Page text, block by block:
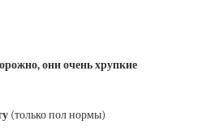
они очень хрупкие
(только пол нормы)